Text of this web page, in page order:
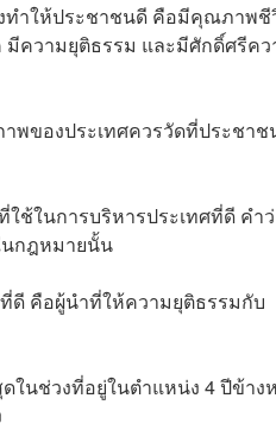
ทำให้ประชาชนดี คือมีคุณภาพ
มีความยุติธรรม และมีศักดิ์ศรีค
พของประเทศควรวัดที่ประชาช
ช้ในการบริหารประเทศที่ดี คำ
นกฎหมายนั้น
ดี คือผู้นำที่ให้ความยุติธรรมกับ
ในช่วงที่อยู่ในตำแหน่ง 4 ปีข้าง